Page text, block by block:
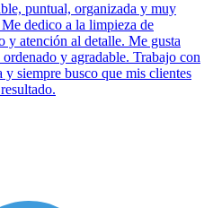
puntual, organizada y muy
dedico a la limpieza de
y atención al detalle. Me gusta
y agradable. Trabajo con
y siempre busco que mis clientes